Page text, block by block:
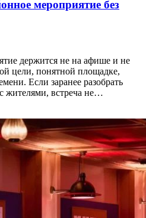
мероприятие без
держится не на афише и не
цели, понятной площадке,
Если заранее разобрать
жителями, встреча не…